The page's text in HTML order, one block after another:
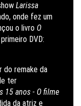
Larissa
onde fez um
o livro O
DVD:
do remake da
ter
15 anos - O filme
da atriz e